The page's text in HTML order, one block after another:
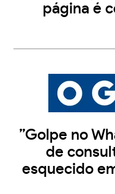
página é
”Golpe no
de
esquecido